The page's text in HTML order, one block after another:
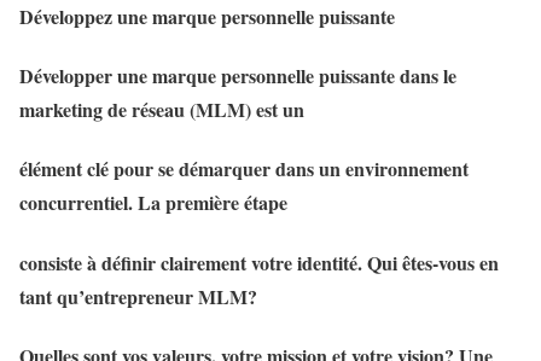
Développez une marque personnelle puissante
Développer une marque personnelle puissante dans le
marketing de réseau (MLM) est un
élément clé pour se démarquer dans un environnement
concurrentiel. La première étape
consiste à définir clairement votre identité. Qui êtes-vous en
tant qu’entrepreneur MLM?
Quelles sont vos valeurs, votre mission et votre vision? Une